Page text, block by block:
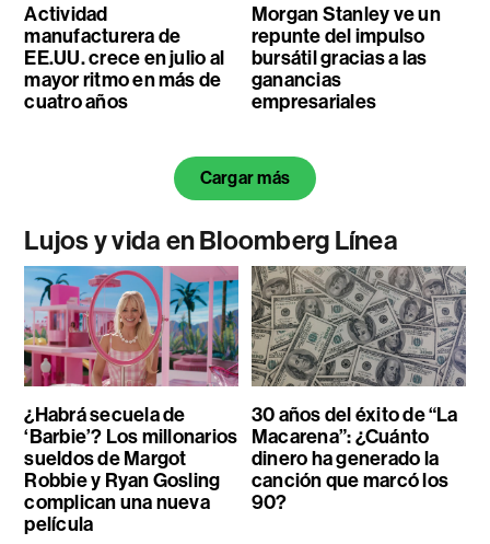
Actividad
manufacturera de
EE.UU. crece en julio al
mayor ritmo en más de
cuatro años
Morgan Stanley ve un
repunte del impulso
bursátil gracias a las
ganancias
empresariales
Cargar más
Lujos y vida en Bloomberg Línea
¿Habrá secuela de
‘Barbie’? Los millonarios
sueldos de Margot
Robbie y Ryan Gosling
complican una nueva
película
30 años del éxito de “La
Macarena”: ¿Cuánto
dinero ha generado la
canción que marcó los
90?